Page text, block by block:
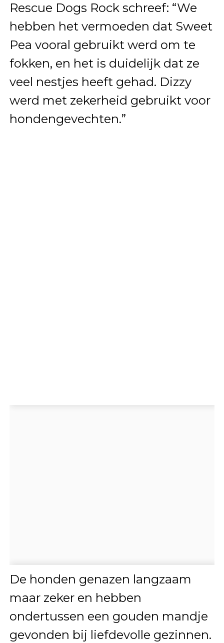
Rescue Dogs Rock schreef: “We
hebben het vermoeden dat Sweet
Pea vooral gebruikt werd om te
fokken, en het is duidelijk dat ze
veel nestjes heeft gehad. Dizzy
werd met zekerheid gebruikt voor
hondengevechten.”
De honden genazen langzaam
maar zeker en hebben
ondertussen een gouden mandje
gevonden bij liefdevolle gezinnen.